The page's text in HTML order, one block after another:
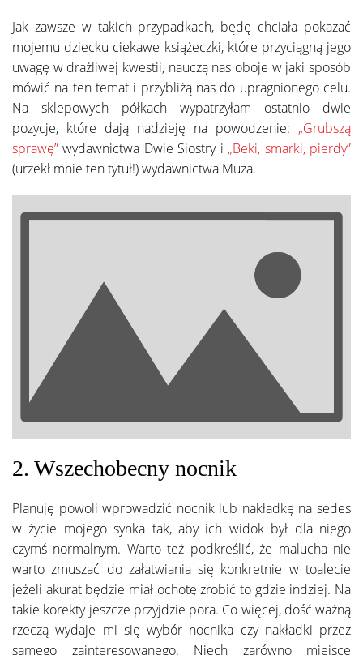
Jak zawsze w takich przypadkach, będę chciała pokazać
mojemu dziecku ciekawe książeczki, które przyciągną jego
uwagę w drażliwej kwestii, nauczą nas oboje w jaki sposób
mówić na ten temat i przybliżą nas do upragnionego celu.
Na sklepowych półkach wypatrzyłam ostatnio dwie
pozycje, które dają nadzieję na powodzenie: „Grubszą
sprawę”wydawnictwa Dwie Siostry i „Beki, smarki, pierdy”
(urzekł mnie ten tytuł!) wydawnictwa Muza.
2. Wszechobecny nocnik
Planuję powoli wprowadzić nocnik lub nakładkę na sedes
w życie mojego synka tak, aby ich widok był dla niego
czymś normalnym. Warto też podkreślić, że malucha nie
warto zmuszać do załatwiania się konkretnie w toalecie
jeżeli akurat będzie miał ochotę zrobić to gdzie indziej. Na
takie korekty jeszcze przyjdzie pora. Co więcej, dość ważną
rzeczą wydaje mi się wybór nocnika czy nakładki przez
samego zainteresowanego. Niech zarówno miejsce